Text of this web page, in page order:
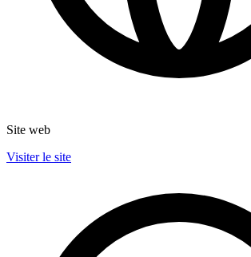
Site web
Visiter le site